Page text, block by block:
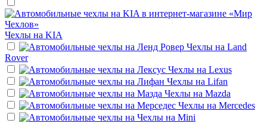
Чехлы на KIA
Чехлы на Land
Rover
Чехлы на Lexus
Чехлы на Lifan
Чехлы на Mazda
Чехлы на Mercedes
Чехлы на Mini